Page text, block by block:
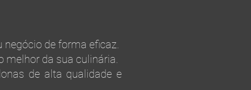
de forma eficaz.
melhor da sua culinária.
de alta qualidade e